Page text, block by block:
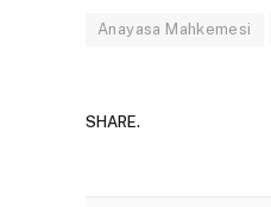
Anayasa Mahkemesi
SHARE.